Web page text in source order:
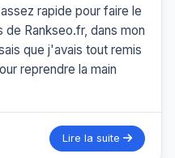
rapide pour faire le
Rankseo.fr, dans mon
que j'avais tout remis
reprendre la main
Lire la suite